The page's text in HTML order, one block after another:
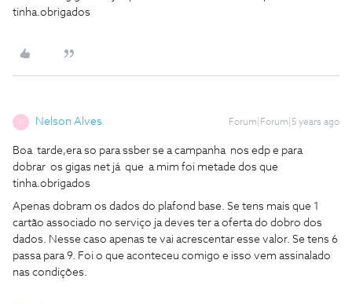
tinha.obrigados
N Nelson Alves Forum|Forum|5 years ago
Boa tarde,era so para ssber se a campanha nos edp e para
dobrar os gigas net já que a mim foi metade dos que
tinha.obrigados
Apenas dobram os dados do plafond base. Se tens mais que 1
cartão associado no serviço ja deves ter a oferta do dobro dos
dados. Nesse caso apenas te vai acrescentar esse valor. Se tens 6
passa para 9. Foi o que aconteceu comigo e isso vem assinalado
nas condições.